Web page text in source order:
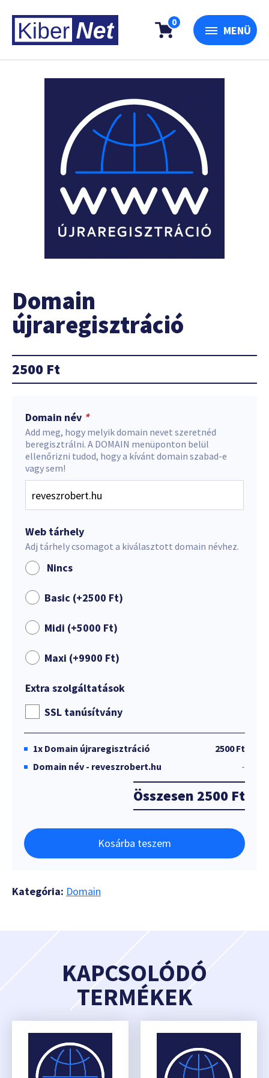
0
MENÜ
Domain
újraregisztráció
2500 Ft
Domain név *
Add meg, hogy melyik domain nevet szeretnéd
beregisztrálni. A DOMAIN menüponton belül
ellenőrizni tudod, hogy a kívánt domain szabad-e
vagy sem!
Web tárhely
Adj tárhely csomagot a kiválasztott domain névhez.
Nincs
Basic (+2500 Ft)
Midi (+5000 Ft)
Maxi (+9900 Ft)
Extra szolgáltatások
SSL tanúsítvány
1x Domain újraregisztráció
2500 Ft
Domain név - reveszrobert.hu
-
Összesen 2500 Ft
Kosárba teszem
Kategória: Domain
KAPCSOLÓDÓ
TERMÉKEK